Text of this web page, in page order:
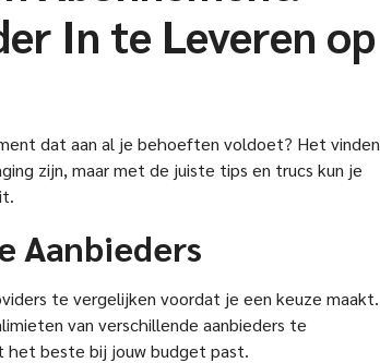
In te Leveren op
dat aan al je behoeften voldoet? Het vinden
zijn, maar met de juiste tips en trucs kun je
Aanbieders
te vergelijken voordat je een keuze maakt.
van verschillende aanbieders te
het beste bij jouw budget past.